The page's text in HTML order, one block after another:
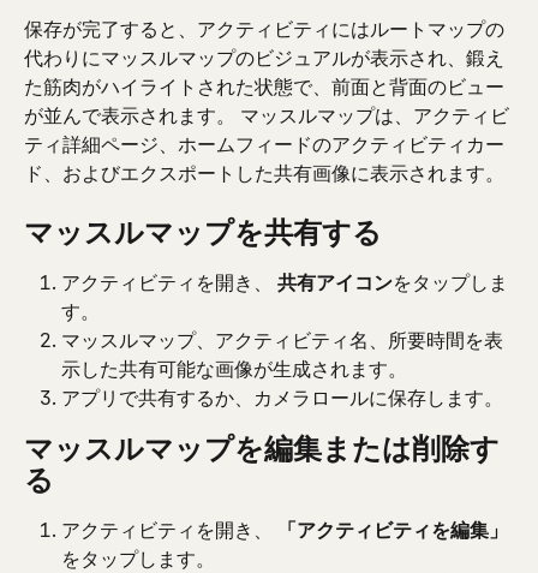
保存が完了すると、アクティビティにはルートマップの
代わりにマッスルマップのビジュアルが表示され、鍛え
た筋肉がハイライトされた状態で、前面と背面のビュー
が並んで表示されます。 マッスルマップは、アクティビ
ティ詳細ページ、ホームフィードのアクティビティカー
ド、およびエクスポートした共有画像に表示されます。
マッスルマップを共有する
アクティビティを開き、 共有アイコンをタップしま
す。
マッスルマップ、アクティビティ名、所要時間を表
示した共有可能な画像が生成されます。
アプリで共有するか、カメラロールに保存します。
マッスルマップを編集または削除す
る
アクティビティを開き、
「アクティビティを編集」
をタップします。